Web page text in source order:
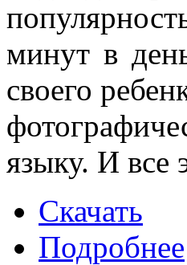
минут в
своего
языку. И все
Скачать
Подробнее